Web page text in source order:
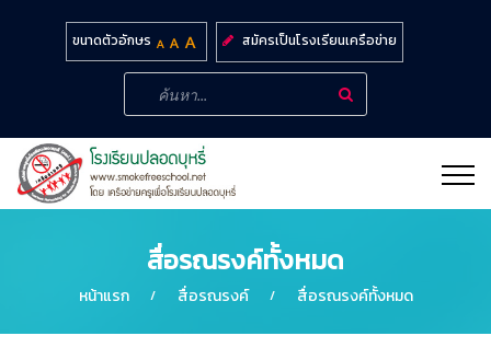
ขนาดตัวอักษร สมัครเป็นโรงเรียนเครือข่าย
สื่อรณรงค์ทั้งหมด
หน้าแรก สื่อรณรงค์ สื่อรณรงค์ทั้งหมด